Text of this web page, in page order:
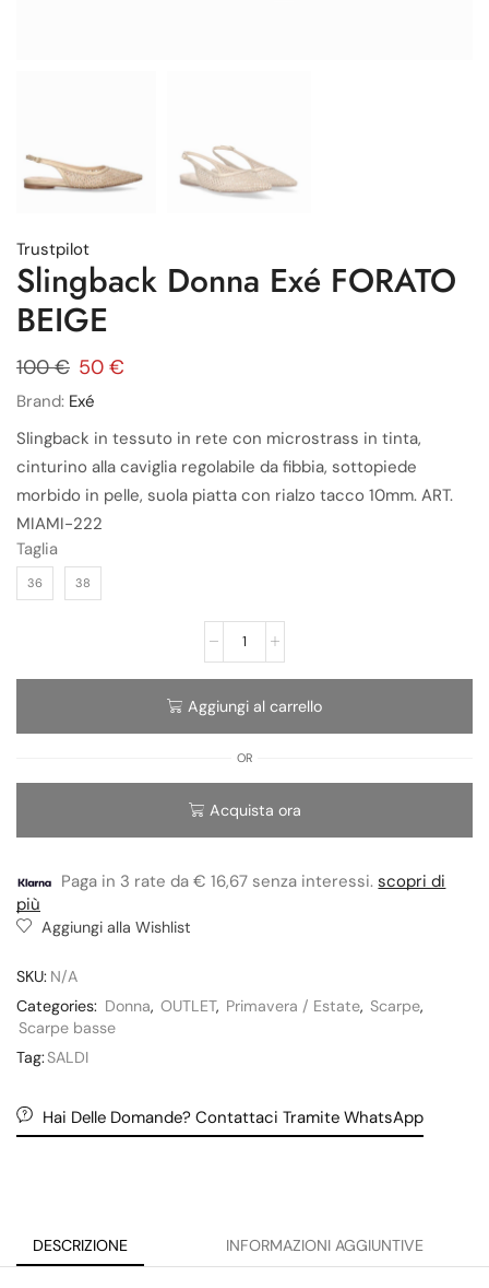
Trustpilot
Slingback Donna Exé FORATO
BEIGE
100€ 50 €
Brand: Exé
Slingback in tessuto in rete con microstrass in tinta,
cinturino alla caviglia regolabile da fibbia, sottopiede
morbido in pelle, suola piatta con rialzo tacco 10mm. ART.
MIAMI-222
Taglia
36 38
Aggiungi al carrello
OR
Acquista ora
Paga in 3 rate da € 16,67 senza interessi.scopri di
più
Aggiungi alla Wishlist
SKU: N/A
Categories: Donna, OUTLET, Primavera / Estate, Scarpe,
Scarpe basse
Tag:SALDI
Hai Delle Domande? Contattaci Tramite WhatsApp
DESCRIZIONE INFORMAZIONI AGGIUNTIVE